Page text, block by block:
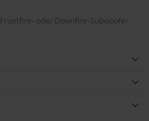
oder Downfire-Subwoofer